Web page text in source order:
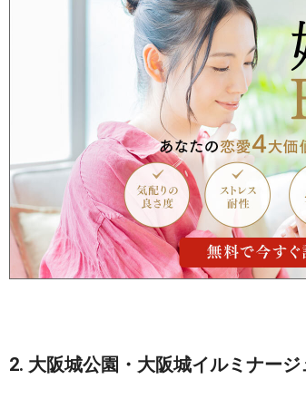
2. 大阪城公園・大阪城イルミナージ